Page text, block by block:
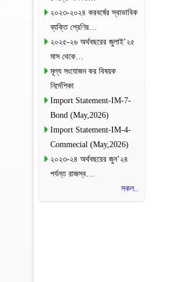
২০২৩-২০২৪ করবর্ষের স্বাভাবিক
ব্যক্তি শ্রেণির…
২০২৫-২৬ অর্থবছরের জুলাই’২৫
মাস থেকে…
মূল্য সংযোজন কর বিষয়ক
নির্দেশিকা
Import Statement-IM-7-
Bond (May,2026)
Import Statement-IM-4-
Commecial (May,2026)
২০২৩-২৪ অর্থবছরের জুন’২৪
পর্যন্ত রাজস্ব…
সকল..